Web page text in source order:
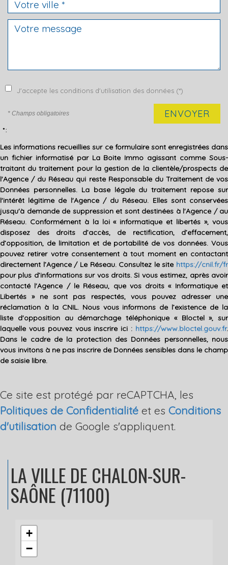
J'accepte les conditions d'utilisation des données (*)
* Champs obligatoires ENVOYER
* :
Les informations recueillies sur ce formulaire sont enregistrées dans
un fichier informatisé par La Boite Immo agissant comme Sous-
traitant du traitement pour la gestion de la clientèle/prospects de
l'Agence / du Réseau qui reste Responsable du Traitement de vos
Données personnelles. La base légale du traitement repose sur
l'intérêt légitime de l'Agence / du Réseau. Elles sont conservées
jusqu'à demande de suppression et sont destinées à l'Agence / au
Réseau. Conformément à la loi « informatique et libertés », vous
disposez des droits d’accès, de rectification, d’effacement,
d’opposition, de limitation et de portabilité de vos données. Vous
pouvez retirer votre consentement à tout moment en contactant
directement l’Agence / Le Réseau. Consultez le site https://cnil.fr/fr
pour plus d’informations sur vos droits. Si vous estimez, après avoir
contacté l'Agence / le Réseau, que vos droits « Informatique et
Libertés » ne sont pas respectés, vous pouvez adresser une
réclamation à la CNIL. Nous vous informons de l’existence de la
liste d'opposition au démarchage téléphonique « Bloctel », sur
laquelle vous pouvez vous inscrire ici : https://www.bloctel.gouv.fr.
Dans le cadre de la protection des Données personnelles, nous
vous invitons à ne pas inscrire de Données sensibles dans le champ
de saisie libre.
Ce site est protégé par reCAPTCHA, les
Politiques de Confidentialité et es Conditions
d'utilisation de Google s'appliquent.
LA VILLE DE CHALON-SUR-
SAÔNE (71100)
+
−